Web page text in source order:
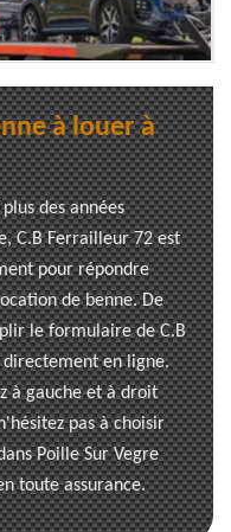
à louer à
des années
C.B Ferrailleur 72 est
pour répondre
de benne. De
le formulaire de C.B
en ligne.
à gauche et à droit
pas à choisir
Poille Sur Vegre
toute assurance.